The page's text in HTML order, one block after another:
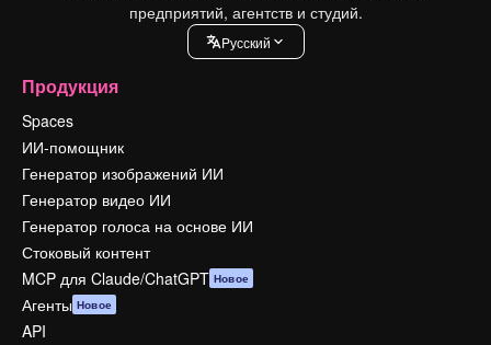
предприятий, агентств и студий.
Pусский
Продукция
Spaces
ИИ-помощник
Генератор изображений ИИ
Генератор видео ИИ
Генератор голоса на основе ИИ
Стоковый контент
MCP для Claude/ChatGPT Новое
Агенты Новое
API